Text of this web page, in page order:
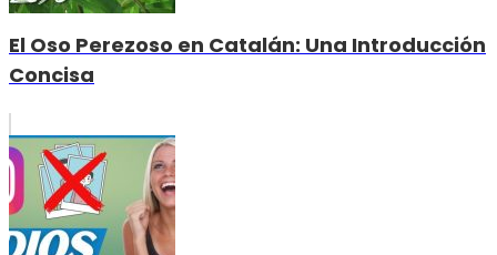
El Oso Perezoso en Catalán: Una Introducción
Concisa